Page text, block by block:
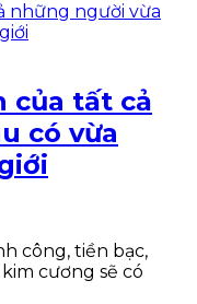
của tất cả
có vừa
công, tiền bạc,
cương sẽ có